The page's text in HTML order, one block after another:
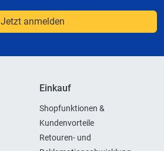
Jetzt anmelden
Einkauf
Shopfunktionen &
Kundenvorteile
Retouren- und